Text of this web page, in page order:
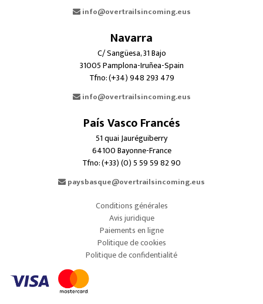
info@overtrailsincoming.eus
Navarra
C/ Sangüesa, 31 Bajo
31005 Pamplona-Iruñea-Spain
Tfno: (+34) 948 293 479
info@overtrailsincoming.eus
País Vasco Francés
51 quai Jauréguiberry
64100 Bayonne-France
Tfno: (+33) (0) 5 59 59 82 90
paysbasque@overtrailsincoming.eus
Conditions générales
Avis juridique
Paiements en ligne
Politique de cookies
Politique de confidentialité